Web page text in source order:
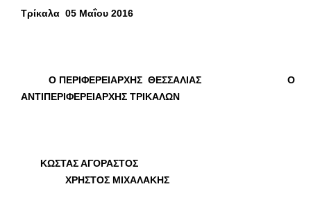
Τρίκαλα 05 Μαΐου 2016
Ο ΠΕΡΙΦΕΡΕΙΑΡΧΗΣ ΘΕΣΣΑΛΙΑΣ Ο
ΑΝΤΙΠΕΡΙΦΕΡΕΙΑΡΧΗΣ ΤΡΙΚΑΛΩΝ
ΚΩΣΤΑΣ ΑΓΟΡΑΣΤΟΣ
ΧΡΗΣΤΟΣ ΜΙΧΑΛΑΚΗΣ